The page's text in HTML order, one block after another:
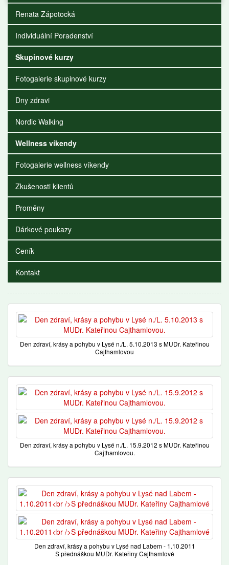
Renata Zápotocká
Individuální Poradenství
Skupinové kurzy
Fotogalerie skupinové kurzy
Dny zdravi
Nordic Walking
Wellness víkendy
Fotogalerie wellness víkendy
Zkušenosti klientů
Proměny
Dárkové poukazy
Ceník
Kontakt
Den zdraví, krásy a pohybu v Lysé n./L. 5.10.2013 s MUDr. Kateřinou
Cajthamlovou
Den zdraví, krásy a pohybu v Lysé n./L. 15.9.2012 s MUDr. Kateřinou
Cajthamlovou.
Den zdraví, krásy a pohybu v Lysé nad Labem - 1.10.2011
S přednáškou MUDr. Kateřiny Cajthamlové